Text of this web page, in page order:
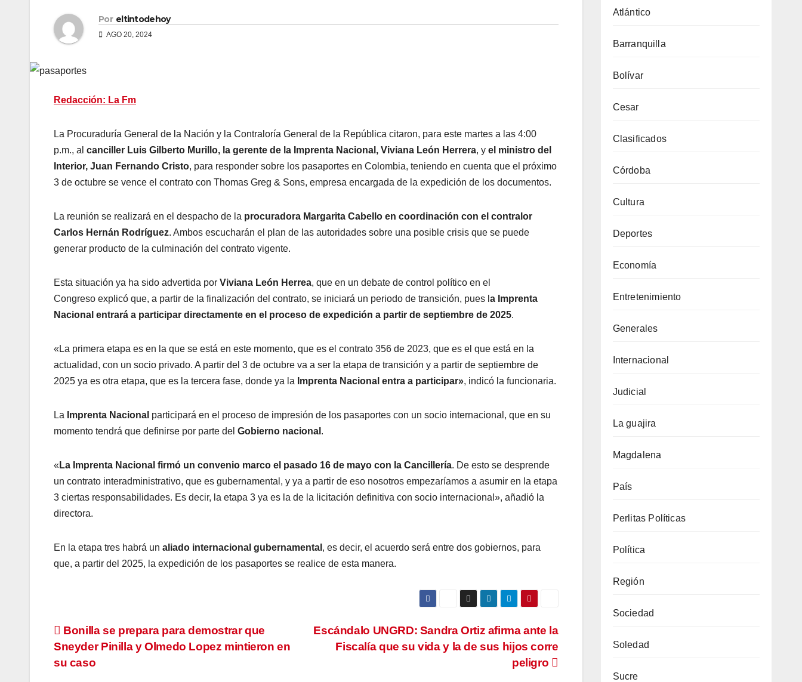
Por eltintodehoy
AGO 20, 2024
Redacción: La Fm
La Procuraduría General de la Nación y la Contraloría General de la República citaron, para este martes a las 4:00
p.m., al canciller Luis Gilberto Murillo, la gerente de la Imprenta Nacional, Viviana León Herrera, y el ministro del
Interior, Juan Fernando Cristo, para responder sobre los pasaportes en Colombia, teniendo en cuenta que el próximo
3 de octubre se vence el contrato con Thomas Greg & Sons, empresa encargada de la expedición de los documentos.
La reunión se realizará en el despacho de la procuradora Margarita Cabello en coordinación con el contralor
Carlos Hernán Rodríguez. Ambos escucharán el plan de las autoridades sobre una posible crisis que se puede
generar producto de la culminación del contrato vigente.
Esta situación ya ha sido advertida por Viviana León Herrea, que en un debate de control político en el
Congreso explicó que, a partir de la finalización del contrato, se iniciará un periodo de transición, pues l a Imprenta
Nacional entrará a participar directamente en el proceso de expedición a partir de septiembre de 2025.
«La primera etapa es en la que se está en este momento, que es el contrato 356 de 2023, que es el que está en la
actualidad, con un socio privado. A partir del 3 de octubre va a ser la etapa de transición y a partir de septiembre de
2025 ya es otra etapa, que es la tercera fase, donde ya la Imprenta Nacional entra a participar», indicó la funcionaria.
La Imprenta Nacional participará en el proceso de impresión de los pasaportes con un socio internacional, que en su
momento tendrá que definirse por parte del Gobierno nacional .
« La Imprenta Nacional firmó un convenio marco el pasado 16 de mayo con la Cancillería. De esto se desprende
un contrato interadministrativo, que es gubernamental, y ya a partir de eso nosotros empezaríamos a asumir en la etapa
3 ciertas responsabilidades. Es decir, la etapa 3 ya es la de la licitación definitiva con socio internacional», añadió la
directora.
En la etapa tres habrá un aliado internacional gubernamental , es decir, el acuerdo será entre dos gobiernos, para
que, a partir del 2025, la expedición de los pasaportes se realice de esta manera.
Navegación
de
Escándalo UNGRD: Sandra Ortiz afirma ante la
Fiscalía que su vida y la de sus hijos corre
peligro
Bonilla se prepara para demostrar que
Sneyder Pinilla y Olmedo Lopez mintieron en
su caso
Atlántico
Barranquilla
Bolívar
Cesar
Clasificados
Córdoba
Cultura
Deportes
Economía
Entretenimiento
Generales
Internacional
Judicial
La guajira
Magdalena
País
Perlitas Políticas
Política
Región
Sociedad
Soledad
Sucre